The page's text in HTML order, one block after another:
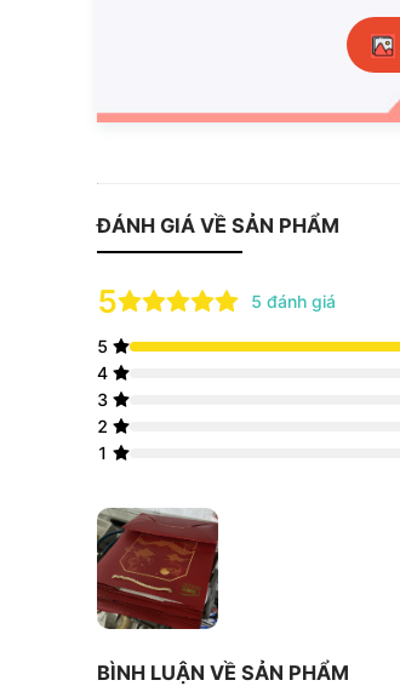
ĐÁNH GIÁ VỀ SẢN PHẨM
5 5 đánh giá
5
4
3
2
1
BÌNH LUẬN VỀ SẢN PHẨM